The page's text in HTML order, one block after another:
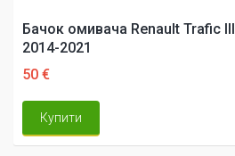
Бачок омивача Renault Trafic III
2014-2021
50 €
Купити